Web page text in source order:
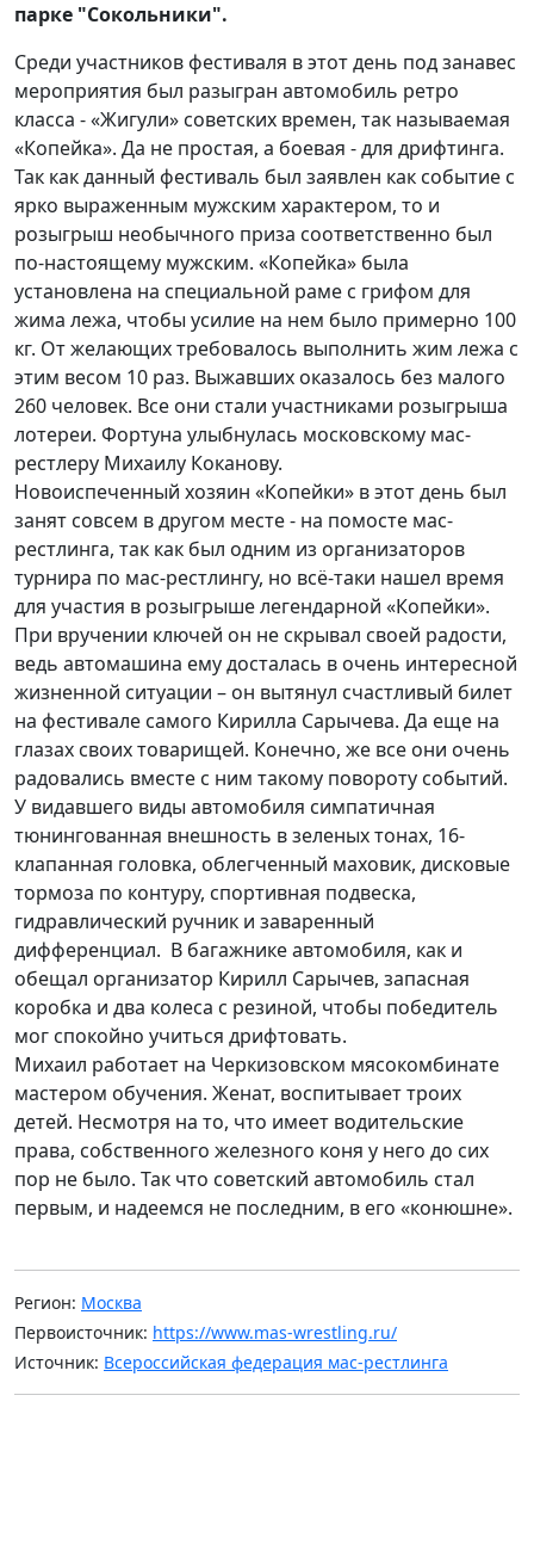
парке "Сокольники".
Среди участников фестиваля в этот день под занавес
мероприятия был разыгран автомобиль ретро
класса - «Жигули» советских времен, так называемая
«Копейка». Да не простая, а боевая - для дрифтинга.
Так как данный фестиваль был заявлен как событие с
ярко выраженным мужским характером, то и
розыгрыш необычного приза соответственно был
по-настоящему мужским. «Копейка» была
установлена на специальной раме с грифом для
жима лежа, чтобы усилие на нем было примерно 100
кг. От желающих требовалось выполнить жим лежа с
этим весом 10 раз. Выжавших оказалось без малого
260 человек. Все они стали участниками розыгрыша
лотереи. Фортуна улыбнулась московскому мас-
рестлеру Михаилу Коканову.
Новоиспеченный хозяин «Копейки» в этот день был
занят совсем в другом месте - на помосте мас-
рестлинга, так как был одним из организаторов
турнира по мас-рестлингу, но всё-таки нашел время
для участия в розыгрыше легендарной «Копейки».
При вручении ключей он не скрывал своей радости,
ведь автомашина ему досталась в очень интересной
жизненной ситуации – он вытянул счастливый билет
на фестивале самого Кирилла Сарычева. Да еще на
глазах своих товарищей. Конечно, же все они очень
радовались вместе с ним такому повороту событий.
У видавшего виды автомобиля симпатичная
тюнингованная внешность в зеленых тонах, 16-
клапанная головка, облегченный маховик, дисковые
тормоза по контуру, спортивная подвеска,
гидравлический ручник и заваренный
дифференциал. В багажнике автомобиля, как и
обещал организатор Кирилл Сарычев, запасная
коробка и два колеса с резиной, чтобы победитель
мог спокойно учиться дрифтовать.
Михаил работает на Черкизовском мясокомбинате
мастером обучения. Женат, воспитывает троих
детей. Несмотря на то, что имеет водительские
права, собственного железного коня у него до сих
пор не было. Так что советский автомобиль стал
первым, и надеемся не последним, в его «конюшне».
Регион: Москва
Первоисточник: https://www.mas-wrestling.ru/
Источник: Всероссийская федерация мас-рестлинга